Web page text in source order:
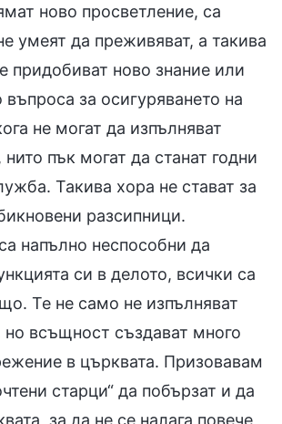
ново просветление, са
умеят да преживяват, а такива
придобиват ново знание или
за осигуряването на
не могат да изпълняват
пък могат да станат годни
Такива хора не стават за
разсипници.
напълно неспособни да
си в делото, всички са
Те не само не изпълняват
но всъщност създават много
в църквата. Призовавам
старци“ да побързат и да
за да не се налага повече